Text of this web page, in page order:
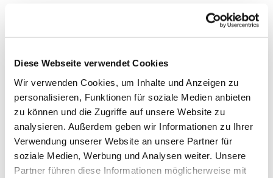
Diese Webseite verwendet Cookies
Wir verwenden Cookies, um Inhalte und Anzeigen zu
personalisieren, Funktionen für soziale Medien anbieten
zu können und die Zugriffe auf unsere Website zu
analysieren. Außerdem geben wir Informationen zu Ihrer
Verwendung unserer Website an unsere Partner für
soziale Medien, Werbung und Analysen weiter. Unsere
Partner führen diese Informationen möglicherweise mit